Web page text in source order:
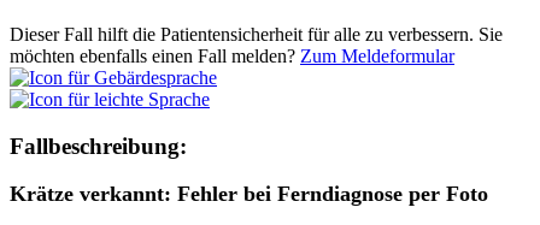
Dieser Fall hilft die Patientensicherheit für alle zu verbessern. Sie
möchten ebenfalls einen Fall melden? Zum Meldeformular
Fallbeschreibung:
Krätze verkannt: Fehler bei Ferndiagnose per Foto